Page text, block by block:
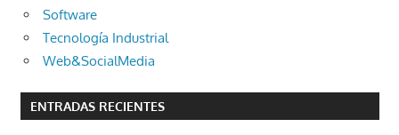
Software
Tecnología Industrial
Web&SocialMedia
ENTRADAS RECIENTES